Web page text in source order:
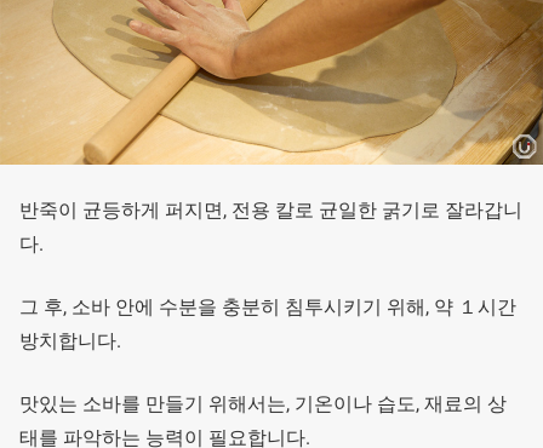
반죽이 균등하게 퍼지면, 전용 칼로 균일한 굵기로 잘라갑니
다.
그 후, 소바 안에 수분을 충분히 침투시키기 위해, 약 １시간
방치합니다.
맛있는 소바를 만들기 위해서는, 기온이나 습도, 재료의 상
태를 파악하는 능력이 필요합니다.